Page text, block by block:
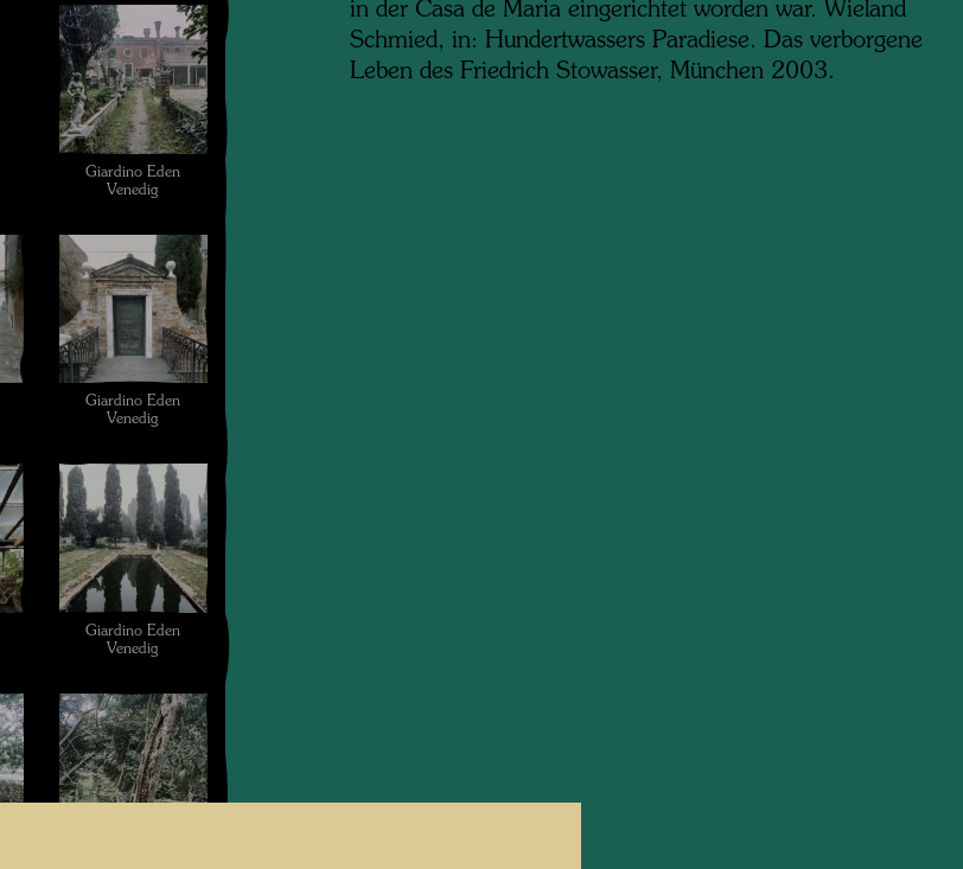
Giardino Eden
Venedig
Giardino Eden
Venedig
Giardino Eden
Venedig
in der Casa de Maria eingerichtet worden war. Wieland
Schmied, in: Hundertwassers Paradiese. Das verborgene
Leben des Friedrich Stowasser, München 2003.